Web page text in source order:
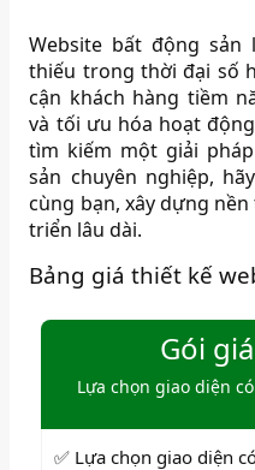
Website bất động
thiếu trong thời đại số
cận khách hàng tiềm
và tối ưu hóa hoạt
tìm kiếm một giải
sản chuyên nghiệp,
cùng bạn, xây dựng
triển lâu dài.
Bảng giá thiết kế
Gói
Lựa chọn giao diện
✅ Lựa chọn giao diện